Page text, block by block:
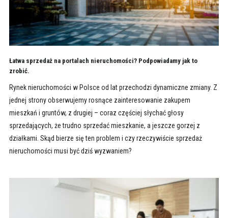
Łatwa sprzedaż na portalach nieruchomości? Podpowiadamy jak to
zrobić.
Rynek nieruchomości w Polsce od lat przechodzi dynamiczne zmiany. Z
jednej strony obserwujemy rosnące zainteresowanie zakupem
mieszkań i gruntów, z drugiej – coraz częściej słychać głosy
sprzedających, że trudno sprzedać mieszkanie, a jeszcze gorzej z
działkami. Skąd bierze się ten problem i czy rzeczywiście sprzedaż
nieruchomości musi być dziś wyzwaniem?